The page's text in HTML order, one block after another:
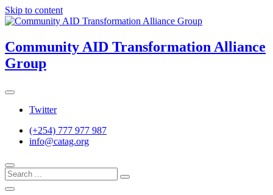
Skip to content
Community AID Transformation Alliance
Group
Twitter
(+254) 777 977 987
info@catag.org